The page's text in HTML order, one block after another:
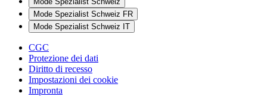
Mode Spezialist Schweiz FR
Mode Spezialist Schweiz IT
CGC
Protezione dei dati
Diritto di recesso
Impostazioni dei cookie
Impronta